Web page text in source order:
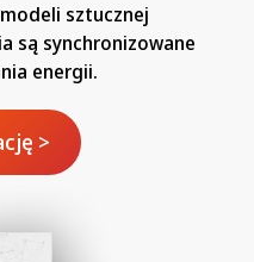
sztucznej
są synchronizowane
energii.
>